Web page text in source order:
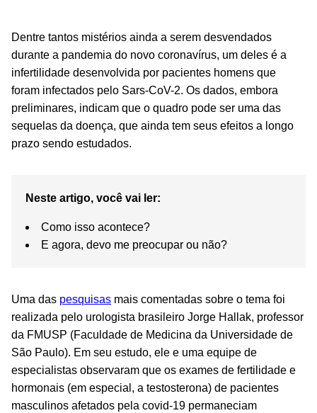
Dentre tantos mistérios ainda a serem desvendados
durante a pandemia do novo coronavírus, um deles é a
infertilidade desenvolvida por pacientes homens que
foram infectados pelo Sars-CoV-2. Os dados, embora
preliminares, indicam que o quadro pode ser uma das
sequelas da doença, que ainda tem seus efeitos a longo
prazo sendo estudados.
Neste artigo, você vai ler:
Como isso acontece?
E agora, devo me preocupar ou não?
Uma das pesquisas mais comentadas sobre o tema foi
realizada pelo urologista brasileiro Jorge Hallak, professor
da FMUSP (Faculdade de Medicina da Universidade de
São Paulo). Em seu estudo, ele e uma equipe de
especialistas observaram que os exames de fertilidade e
hormonais (em especial, a testosterona) de pacientes
masculinos afetados pela covid-19 permaneciam